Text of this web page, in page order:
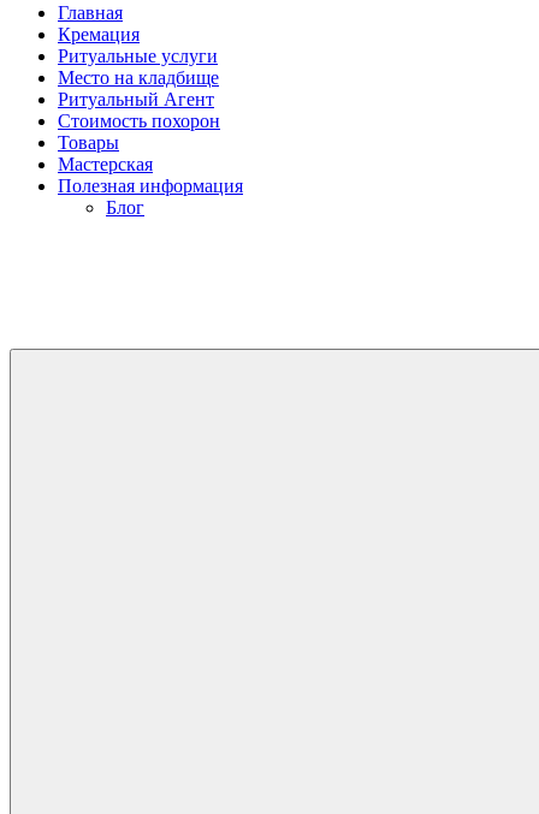
Главная
Кремация
Ритуальные услуги
Место на кладбище
Ритуальный Агент
Стоимость похорон
Товары
Мастерская
Полезная информация
Блог